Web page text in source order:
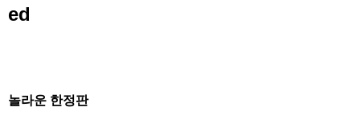
ed
놀라운 한정판